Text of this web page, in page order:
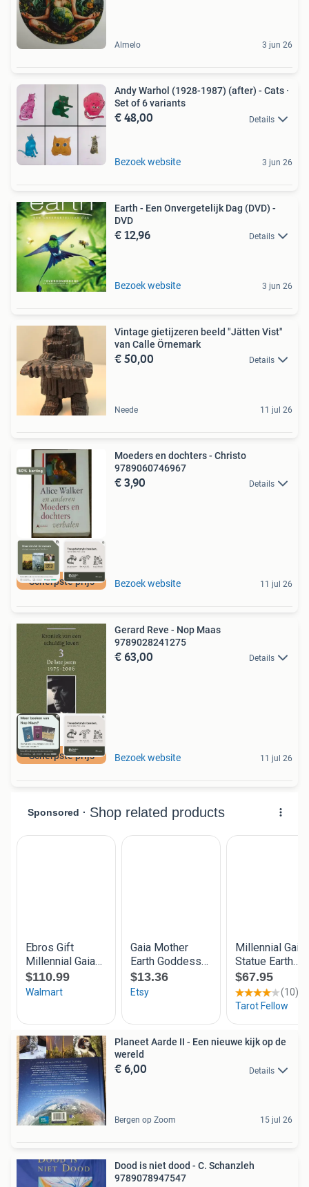
Almelo 3 jun 26
Andy Warhol (1928-1987) (after) - Cats ·
Set of 6 variants
€ 48,00 Details
Bezoek website 3 jun 26
Earth - Een Onvergetelijk Dag (DVD) -
DVD
€ 12,96 Details
Bezoek website 3 jun 26
Vintage gietijzeren beeld "Jätten Vist"
van Calle Örnemark
€ 50,00 Details
Neede 11 jul 26
Scherpste prijs
Moeders en dochters - Christo
9789060746967
€ 3,90 Details
Bezoek website 11 jul 26
Scherpste prijs
Gerard Reve - Nop Maas
9789028241275
€ 63,00 Details
Bezoek website 11 jul 26
Planeet Aarde II - Een nieuwe kijk op de
wereld
€ 6,00 Details
Bergen op Zoom 15 jul 26
Dood is niet dood - C. Schanzleh
9789078947547